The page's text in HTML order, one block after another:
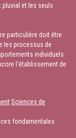
pluvial et les seuls
particulière doit être
les processus de
individuels
l'établissement de
Sciences de
fondamentales